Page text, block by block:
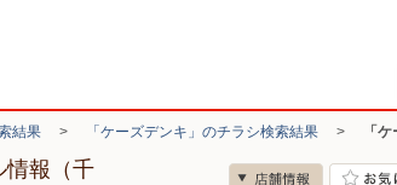
結果 > 「ケーズデンキ」のチラシ検索結果 > 「
情報（千